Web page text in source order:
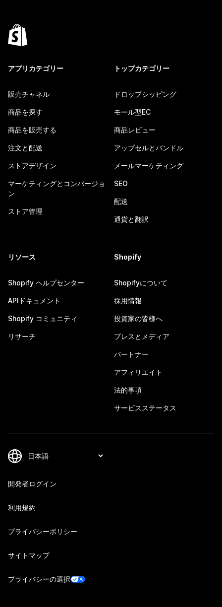
アプリカテゴリー
販売チャネル
商品を探す
商品を販売する
注文と配送
ストアデザイン
マーケティングとコンバージョ
ン
ストア管理
トップカテゴリー
ドロップシッピング
モール型EC
商品レビュー
アップセルとバンドル
メールマーケティング
SEO
配送
通貨と翻訳
リソース
Shopify ヘルプセンター
APIドキュメント
Shopify コミュニティ
リサーチ
Shopify
Shopifyについて
採用情報
投資家の皆様へ
プレスとメディア
パートナー
アフィリエイト
法的事項
サービスステータス
開発者ログイン
利用規約
プライバシーポリシー
サイトマップ
プライバシーの選択